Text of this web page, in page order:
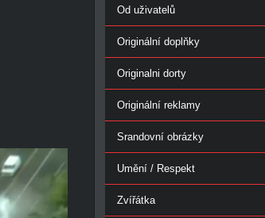
Od uživatelů
Originální doplňky
Originalni dorty
Originální reklamy
Srandovní obrázky
Umění / Respekt
Zvířátka